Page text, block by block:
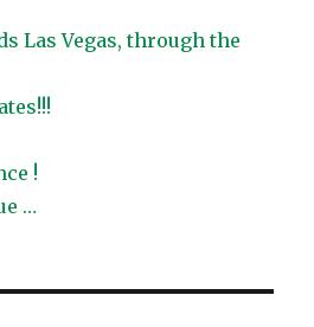
Las Vegas, through the
!
…